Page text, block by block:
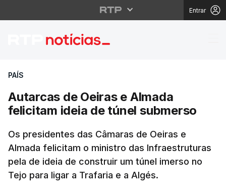
Entrar
Autarcas de Oeiras e
PAÍS
Autarcas de Oeiras e Almada
felicitam ideia de túnel submerso
Os presidentes das Câmaras de Oeiras e
Almada felicitam o ministro das Infraestruturas
pela de ideia de construir um túnel imerso no
Tejo para ligar a Trafaria e a Algés.